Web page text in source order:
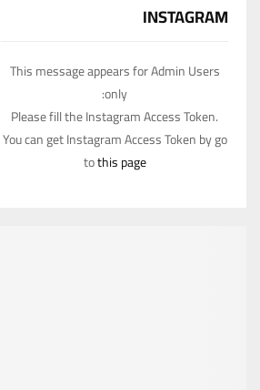
INSTAGRAM
This message appears for Admin Users
only:
Please fill the Instagram Access Token.
You can get Instagram Access Token by go
tothis page